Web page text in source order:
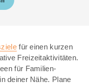
für einen kurzen
Freizeitaktivitäten.
für Familien-
deiner Nähe. Plane